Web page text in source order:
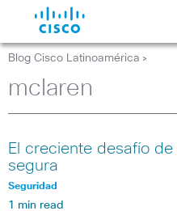
Blog Cisco Latinoamérica >
mclaren
El creciente desafío
segura
Seguridad
1 min read